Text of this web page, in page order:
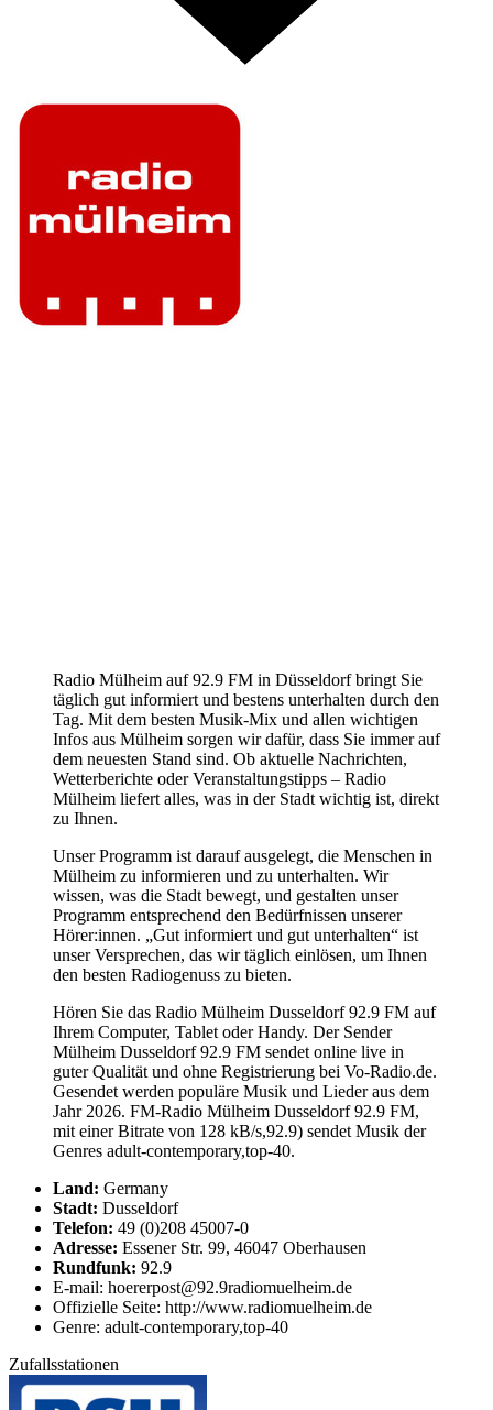
Radio Mülheim auf 92.9 FM in Düsseldorf bringt Sie
täglich gut informiert und bestens unterhalten durch den
Tag. Mit dem besten Musik-Mix und allen wichtigen
Infos aus Mülheim sorgen wir dafür, dass Sie immer auf
dem neuesten Stand sind. Ob aktuelle Nachrichten,
Wetterberichte oder Veranstaltungstipps – Radio
Mülheim liefert alles, was in der Stadt wichtig ist, direkt
zu Ihnen.
Unser Programm ist darauf ausgelegt, die Menschen in
Mülheim zu informieren und zu unterhalten. Wir
wissen, was die Stadt bewegt, und gestalten unser
Programm entsprechend den Bedürfnissen unserer
Hörer:innen. „Gut informiert und gut unterhalten“ ist
unser Versprechen, das wir täglich einlösen, um Ihnen
den besten Radiogenuss zu bieten.
Hören Sie das Radio Mülheim Dusseldorf 92.9 FM auf
Ihrem Computer, Tablet oder Handy. Der Sender
Mülheim Dusseldorf 92.9 FM sendet online live in
guter Qualität und ohne Registrierung bei Vo-Radio.de.
Gesendet werden populäre Musik und Lieder aus dem
Jahr 2026. FM-Radio Mülheim Dusseldorf 92.9 FM,
mit einer Bitrate von 128 kB/s,92.9) sendet Musik der
Genres adult-contemporary,top-40.
Land: Germany
Stadt: Dusseldorf
Telefon: 49 (0)208 45007-0
Adresse: Essener Str. 99, 46047 Oberhausen
Rundfunk: 92.9
E-mail: hoererpost@92.9radiomuelheim.de
Offizielle Seite: http://www.radiomuelheim.de
Genre: adult-contemporary,top-40
Zufallsstationen